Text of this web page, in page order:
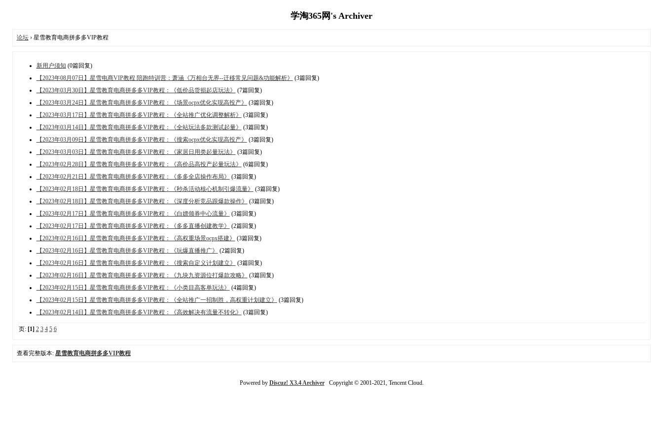
学淘365网's Archiver
论坛› 星雪教育电商拼多多VIP教程
新用户须知 (0篇回复)
【2023年08月07日】星雪电商VIP教程 陪跑特训营：萧涵《万相台无界--迁移常见问题&功能解析》
(3篇回复)
【2023年03月30日】星雪教育电商拼多多VIP教程：《低价品货损起店玩法》
(7篇回复)
【2023年03月24日】星雪教育电商拼多多VIP教程：《场景ocpx优化实现高投产》
(3篇回复)
【2023年03月17日】星雪教育电商拼多多VIP教程：《全站推广优化调整解析》
(3篇回复)
【2023年03月14日】星雪教育电商拼多多VIP教程：《全站玩法多款测试起量》
(3篇回复)
【2023年03月09日】星雪教育电商拼多多VIP教程：《搜索ocpx优化实现高投产》
(3篇回复)
【2023年03月03日】星雪教育电商拼多多VIP教程：《家居日用类起量玩法》
(3篇回复)
【2023年02月28日】星雪教育电商拼多多VIP教程：《高价品高投产起量玩法》
(6篇回复)
【2023年02月21日】星雪教育电商拼多多VIP教程：《多多全店操作布局》
(3篇回复)
【2023年02月18日】星雪教育电商拼多多VIP教程：《秒杀活动核心机制引爆流量》
(3篇回复)
【2023年02月18日】星雪教育电商拼多多VIP教程：《深度分析竞品跟爆款操作》
(3篇回复)
【2023年02月17日】星雪教育电商拼多多VIP教程：《白嫖领券中心流量》
(3篇回复)
【2023年02月17日】星雪教育电商拼多多VIP教程：《多多直播创建教学》
(2篇回复)
【2023年02月16日】星雪教育电商拼多多VIP教程：《高权重场景ocpx搭建》
(3篇回复)
【2023年02月16日】星雪教育电商拼多多VIP教程：《玩爆直播推广》
(2篇回复)
【2023年02月16日】星雪教育电商拼多多VIP教程：《搜索自定义计划建立》
(3篇回复)
【2023年02月16日】星雪教育电商拼多多VIP教程：《九块九资源位打爆款攻略》
(3篇回复)
【2023年02月15日】星雪教育电商拼多多VIP教程：《小类目高客单玩法》
(4篇回复)
【2023年02月15日】星雪教育电商拼多多VIP教程：《全站推广一招制胜，高权重计划建立》
(3篇回复)
【2023年02月14日】星雪教育电商拼多多VIP教程：《高效解决有流量不转化》
(3篇回复)
页: [1] 2 3 4 5 6
查看完整版本: 星雪教育电商拼多多VIP教程
Powered by Discuz! X3.4 ArchiverCopyright © 2001-2021, Tencent Cloud.